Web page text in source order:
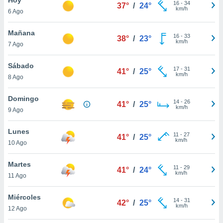
en
más
nuestra
de
cookies
aceptar
6 Ago
37° / 24° 16- 34
km/h
Mañana
7 Ago
38° / 23° 16- 33
km/h
Sábado
8 Ago
41° / 25° 17- 31
km/h
Domingo
9 Ago
41° / 25° 14- 26
km/h
Lunes
10 Ago
41° / 25° 11 - 27
km/h
Martes
11 Ago
41° / 24° 11 - 29
km/h
Miércoles
12 Ago
42° / 25° 14- 31
km/h